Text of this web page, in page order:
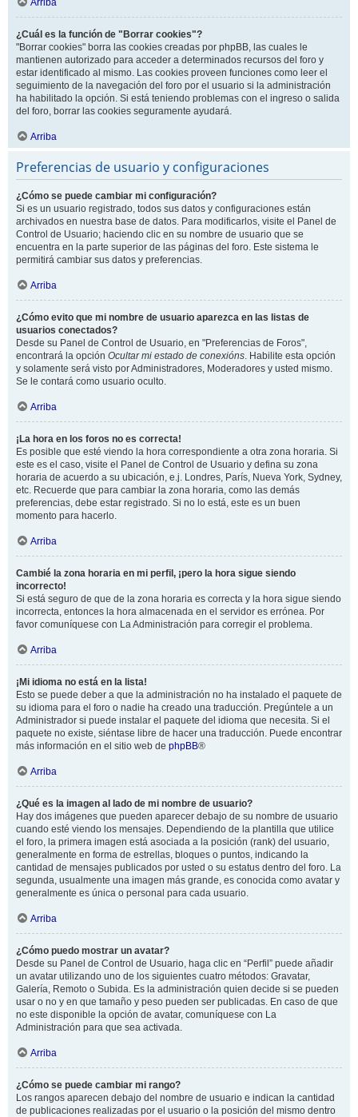
Arriba
¿Cuál es la función de "Borrar cookies"?
"Borrar cookies" borra las cookies creadas por phpBB, las cuales le
mantienen autorizado para acceder a determinados recursos del foro y
estar identificado al mismo. Las cookies proveen funciones como leer el
seguimiento de la navegación del foro por el usuario si la administración
ha habilitado la opción. Si está teniendo problemas con el ingreso o salida
del foro, borrar las cookies seguramente ayudará.
Arriba
Preferencias de usuario y configuraciones
¿Cómo se puede cambiar mi configuración?
Si es un usuario registrado, todos sus datos y configuraciones están
archivados en nuestra base de datos. Para modificarlos, visite el Panel de
Control de Usuario; haciendo clic en su nombre de usuario que se
encuentra en la parte superior de las páginas del foro. Este sistema le
permitirá cambiar sus datos y preferencias.
Arriba
¿Cómo evito que mi nombre de usuario aparezca en las listas de
usuarios conectados?
Desde su Panel de Control de Usuario, en "Preferencias de Foros",
encontrará la opción Ocultar mi estado de conexións. Habilite esta opción
y solamente será visto por Administradores, Moderadores y usted mismo.
Se le contará como usuario oculto.
Arriba
¡La hora en los foros no es correcta!
Es posible que esté viendo la hora correspondiente a otra zona horaria. Si
este es el caso, visite el Panel de Control de Usuario y defina su zona
horaria de acuerdo a su ubicación, e.j. Londres, París, Nueva York, Sydney,
etc. Recuerde que para cambiar la zona horaria, como las demás
preferencias, debe estar registrado. Si no lo está, este es un buen
momento para hacerlo.
Arriba
Cambié la zona horaria en mi perfil, ¡pero la hora sigue siendo
incorrecto!
Si está seguro de que de la zona horaria es correcta y la hora sigue siendo
incorrecta, entonces la hora almacenada en el servidor es errónea. Por
favor comuníquese con La Administración para corregir el problema.
Arriba
¡Mi idioma no está en la lista!
Esto se puede deber a que la administración no ha instalado el paquete de
su idioma para el foro o nadie ha creado una traducción. Pregúntele a un
Administrador si puede instalar el paquete del idioma que necesita. Si el
paquete no existe, siéntase libre de hacer una traducción. Puede encontrar
más información en el sitio web de phpBB®
Arriba
¿Qué es la imagen al lado de mi nombre de usuario?
Hay dos imágenes que pueden aparecer debajo de su nombre de usuario
cuando esté viendo los mensajes. Dependiendo de la plantilla que utilice
el foro, la primera imagen está asociada a la posición (rank) del usuario,
generalmente en forma de estrellas, bloques o puntos, indicando la
cantidad de mensajes publicados por usted o su estatus dentro del foro. La
segunda, usualmente una imagen más grande, es conocida como avatar y
generalmente es única o personal para cada usuario.
Arriba
¿Cómo puedo mostrar un avatar?
Desde su Panel de Control de Usuario, haga clic en “Perfil” puede añadir
un avatar utilizando uno de los siguientes cuatro métodos: Gravatar,
Galería, Remoto o Subida. Es la administración quien decide si se pueden
usar o no y en que tamaño y peso pueden ser publicadas. En caso de que
no este disponible la opción de avatar, comuníquese con La
Administración para que sea activada.
Arriba
¿Cómo se puede cambiar mi rango?
Los rangos aparecen debajo del nombre de usuario e indican la cantidad
de publicaciones realizadas por el usuario o la posición del mismo dentro